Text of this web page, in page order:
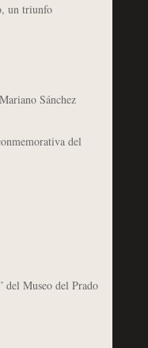
un triunfo
Sánchez
del
Museo del Prado